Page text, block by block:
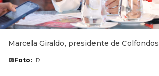
Marcela Giraldo, presidente de Colfondos
Foto:LR